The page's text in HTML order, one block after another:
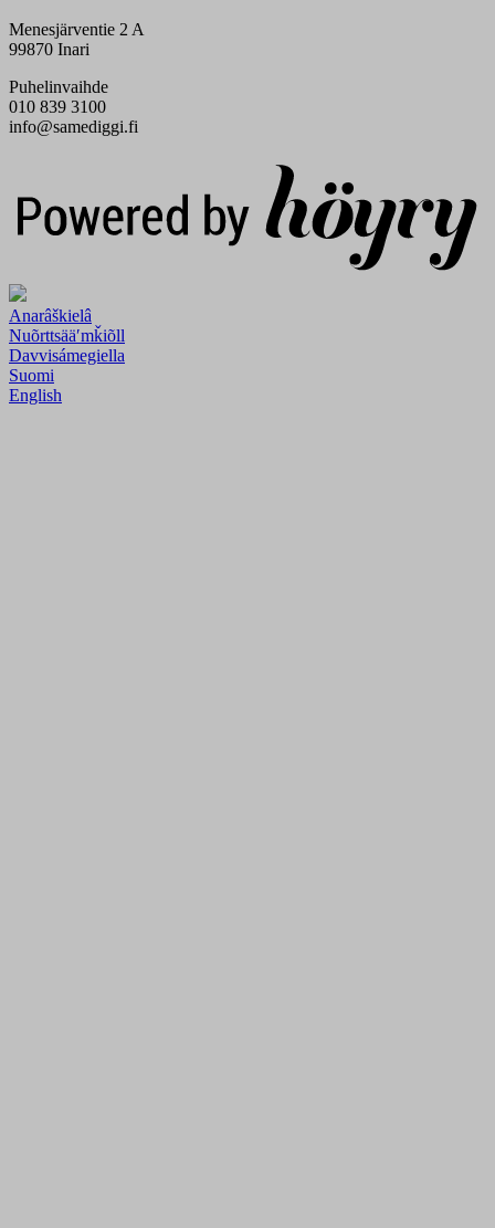
Menesjärventie 2 A
99870 Inari
Puhelinvaihde
010 839 3100
info@samediggi.fi
Anarâškielâ
Nuõrttsääʹmǩiõll
Davvisámegiella
Suomi
English